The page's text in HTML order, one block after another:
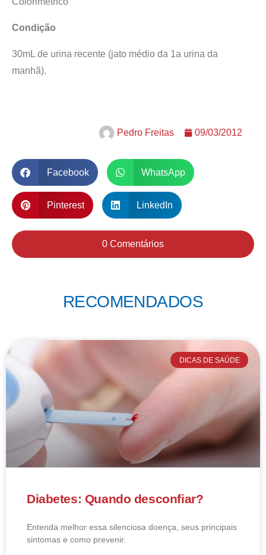
Condição
30mL de urina recente (jato médio da 1a urina da
manhã).
Pedro Freitas 09/03/2012
Facebook WhatsApp
Pinterest LinkedIn
0 Comentários
RECOMENDADOS
DICAS DE SAÚDE
Diabetes: Quando desconfiar?
Entenda melhor essa silenciosa doença, seus principais
sintomas e como prevenir.